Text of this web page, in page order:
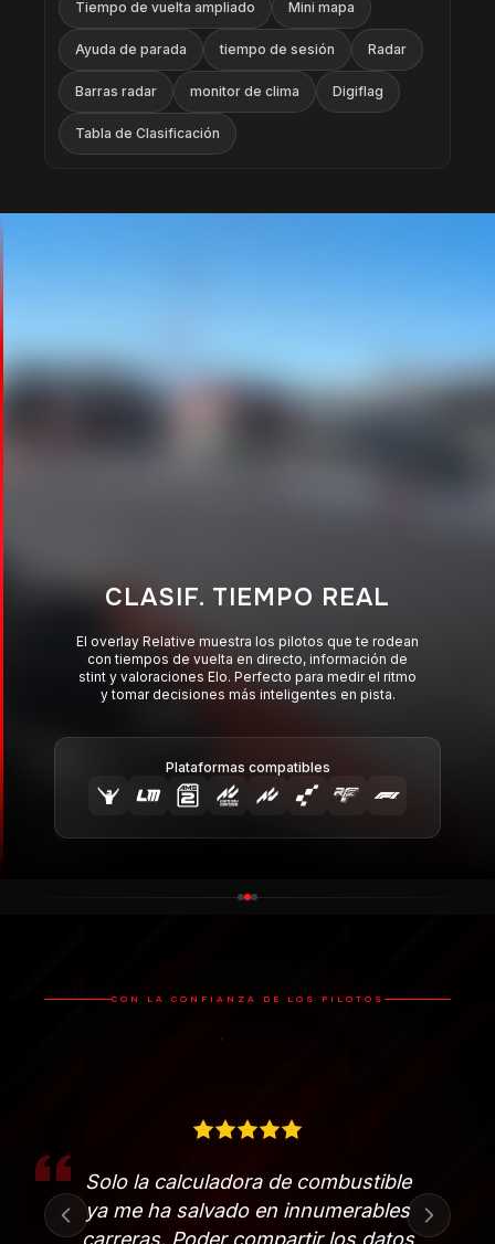
Tiempo de vuelta ampliado Mini mapa
Ayuda de parada tiempo de sesión Radar
Barras radar monitor de clima Digiflag
Tabla de Clasificación
CLASIF. TIEMPO REAL
El overlay Relative muestra los pilotos que te rodean
con tiempos de vuelta en directo, información de
stint y valoraciones Elo. Perfecto para medir el ritmo
y tomar decisiones más inteligentes en pista.
Plataformas compatibles
CON LA CONFIANZA DE LOS PILOTOS
He probado todas las soluciones
de overlay que existen. RaceLab es